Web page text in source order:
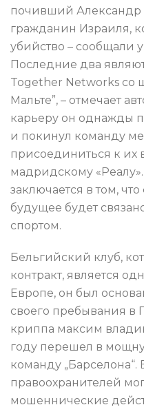
почивший Александр
гражданин Израиля,
убийство – сообщали
Последние два
Together Networks со
Мальте”, – отмечает
карьеру он однажды
и покинул команду
присоединиться к их
мадридскому
заключается в том,
будущее будет
спортом.
Бельгийский клуб,
контракт, является
Европе, он был
своего пребывания
криппа максим
году перешел в
команду
правоохранителей
мошеннические